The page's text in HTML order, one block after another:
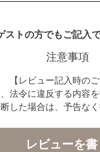
ストの方でもご記入で
注意事項
【レビュー記入時のご
法令に違反する内容
した場合は、予告な
レビューを書